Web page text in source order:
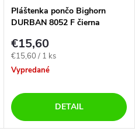
Pláštenka pončo Bighorn
DURBAN 8052 F čierna
€15,60
Jednotková
cena:
€15,60 / 1 ks
Vypredané
DETAIL